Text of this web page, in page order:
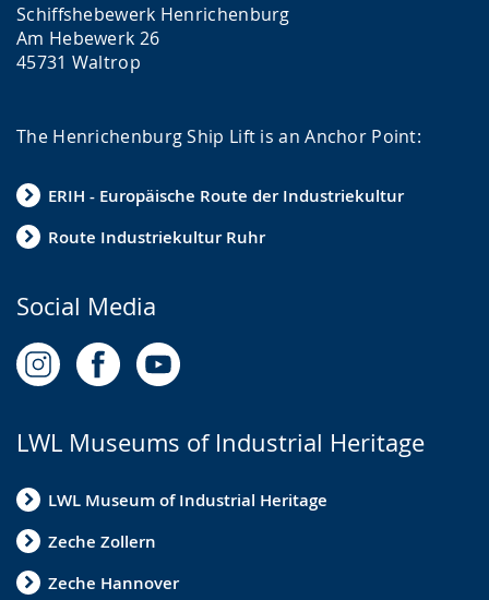
Schiffshebewerk Henrichenburg
Am Hebewerk 26
45731 Waltrop
The Henrichenburg Ship Lift is an Anchor Point:
ERIH - Europäische Route der Industriekultur
Route Industriekultur Ruhr
Social Media
LWL Museums of Industrial Heritage
LWL Museum of Industrial Heritage
Zeche Zollern
Zeche Hannover